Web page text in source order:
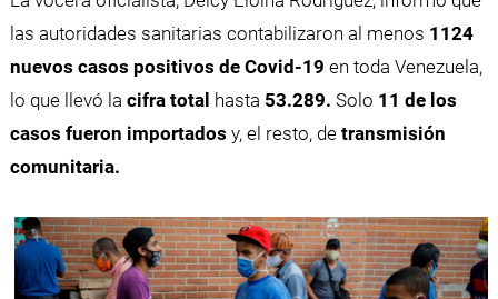
las autoridades sanitarias contabilizaron al menos 1124
nuevos casos positivos de Covid-19 en toda Venezuela,
lo que llevó la cifra total hasta 53.289. Solo 11 de los
casos fueron importados y, el resto, detransmisión
comunitaria.